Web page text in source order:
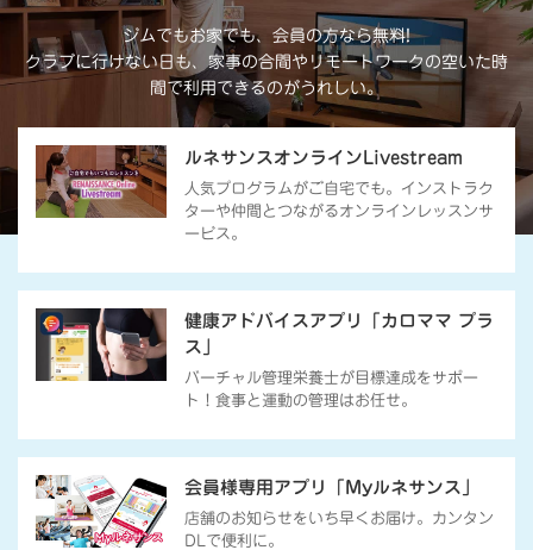
ジムでもお家でも、会員の方なら無料!
クラブに行けない日も、家事の合間やリモートワークの空いた時
間で利用できるのがうれしい。
ルネサンスオンラインLivestream
人気プログラムがご自宅でも。インストラク
ターや仲間とつながるオンラインレッスンサ
ービス。
健康アドバイスアプリ「カロママ プラ
ス」
バーチャル管理栄養士が目標達成をサポー
ト！食事と運動の管理はお任せ。
会員様専用アプリ「Myルネサンス」
店舗のお知らせをいち早くお届け。カンタン
DLで便利に。